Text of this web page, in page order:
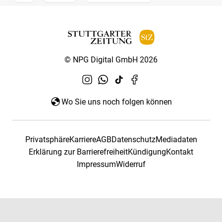
© NPG Digital GmbH 2026
Wo Sie uns noch folgen können
PrivatsphäreKarriereAGBDatenschutzMediadaten
Erklärung zur BarrierefreiheitKündigungKontakt
ImpressumWiderruf